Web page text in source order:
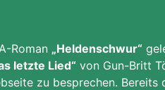
Roman „Heldenschwur“
letzte Lied“ von Gun-Britt
zu besprechen.